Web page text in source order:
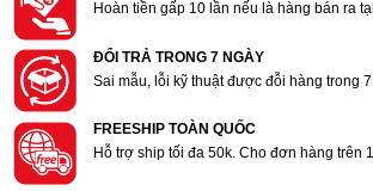
Hoàn tiền gấp 10 lần nếu là hàng bán ra
ĐỔI TRẢ TRONG 7 NGÀY
Sai mẫu, lỗi kỹ thuật được đỗi hàng trong
FREESHIP TOÀN QUỐC
Hỗ trợ ship tối đa 50k. Cho đơn hàng trên